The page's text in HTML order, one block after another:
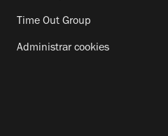
Time Out Group
Administrar cookies